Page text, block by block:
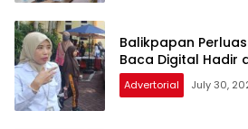
Balikpapan
Baca Digital Hadir
Advertorial July 30,